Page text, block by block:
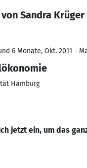
Sandra Krüger
6 Monate, Okt. 2011 -
Hamburg
jetzt ein, um das